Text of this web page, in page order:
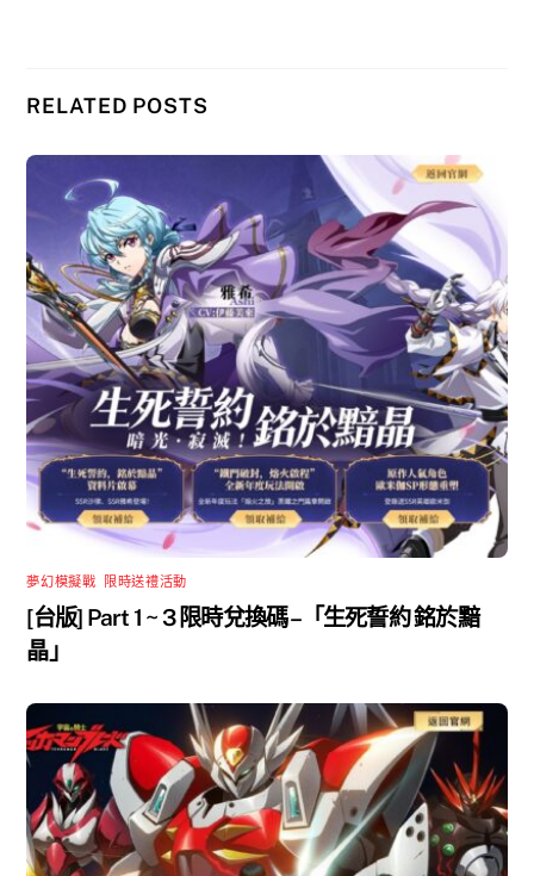
RELATED POSTS
夢幻模擬戰 限時送禮活動
[台版] Part 1 ~ 3 限時兌換碼 –「生死誓約 銘於黯
晶」